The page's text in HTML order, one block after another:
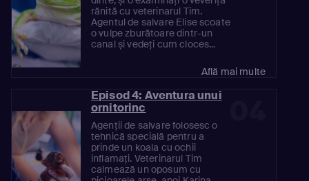
rănită cu veterinarul Tim.
Agentul de salvare Elise scoate
o vulpe zburătoare dintr-un
canal și vedeți cum cloces...
Află mai multe
Episod 4: Aventura unui
ornitorinc
Agenții de salvare folosesc o
tehnică specială pentru a
prinde un koala cu ochii
inflamați. Veterinarul Tim
calmează un oposum cu